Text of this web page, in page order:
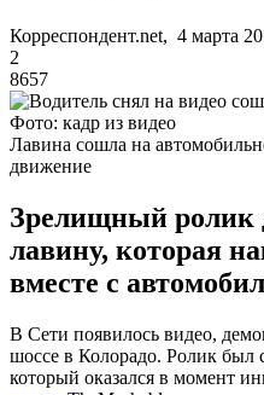
Корреспондент.net, 4 марта
2
8657
Фото: кадр из видео
Лавина сошла на
движение
Зрелищный ролик
лавину, которая
вместе с
В Сети появилось видео,
шоссе в Колорадо. Ролик был
который оказался в момент